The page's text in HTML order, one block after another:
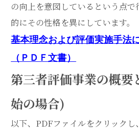
の向上を意図しているという点
的にその性格を異にしています。
基本理念および評価実施手法
（ＰＤＦ文書）
第三者評価事業の概要
始の場合)
以下、PDFファイルをクリックし